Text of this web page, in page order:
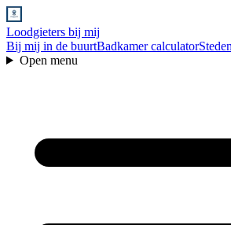
Loodgieters bij mij
Bij mij in de buurtBadkamer calculatorSteden
Open menu